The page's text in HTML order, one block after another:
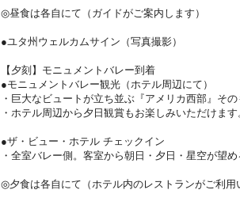
◎昼食は各自にて（ガイドがご案内します）
●ユタ州ウェルカムサイン（写真撮影）
【夕刻】モニュメントバレー到着
●モニュメントバレー観光（ホテル周辺にて）
・巨大なビュートが立ち並ぶ『アメリカ西部』その
・ホテル周辺から夕日観賞もお楽しみいただけます
●ザ・ビュー・ホテル チェックイン
・全室バレー側。客室から朝日・夕日・星空が望め
◎夕食は各自にて（ホテル内のレストランがご利用